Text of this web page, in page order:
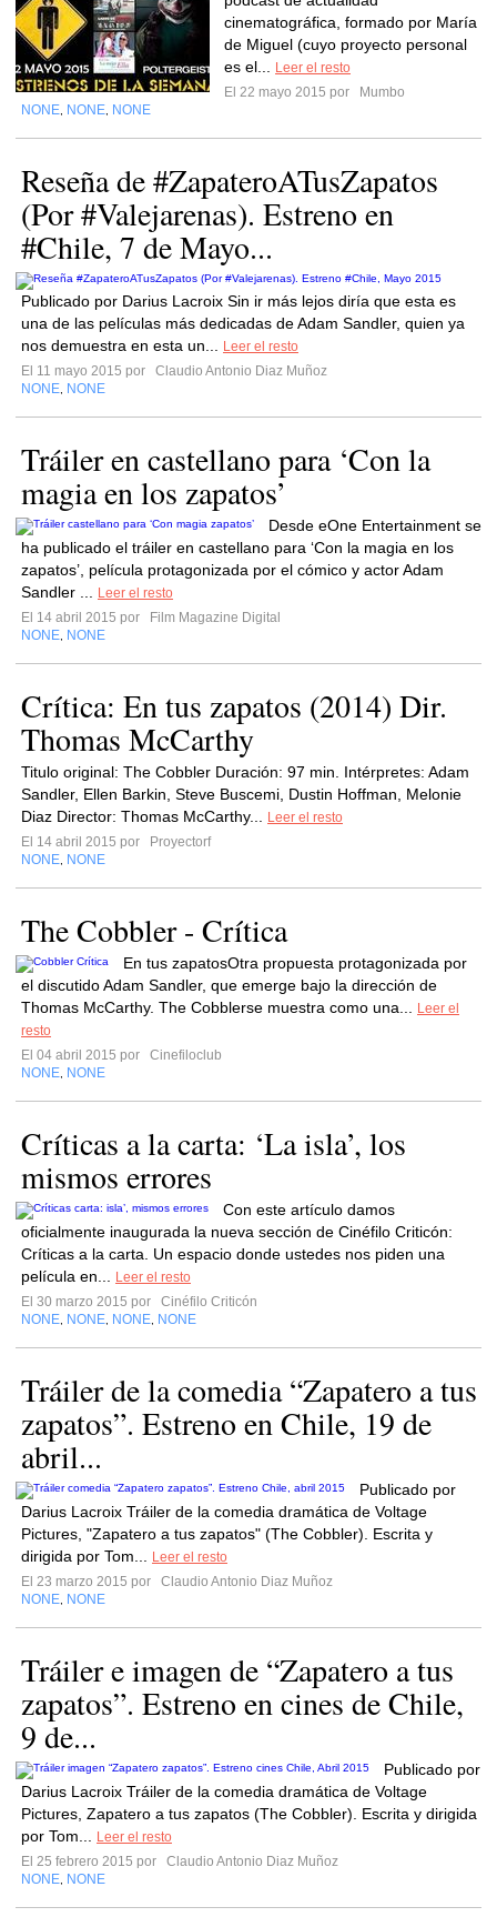
cinematográfica, formado por María
de Miguel (cuyo proyecto personal
es el...
Leer el resto
El 22 mayo 2015 por
Mumbo
NONE NONE NONE
Reseña de #ZapateroATusZapatos
(Por #Valejarenas). Estreno en
#Chile, 7 de Mayo...
Publicado por Darius Lacroix Sin ir más lejos diría que esta es
una de las películas más dedicadas de Adam Sandler, quien ya
nos demuestra en esta un...
Leer el resto
El 11 mayo 2015 por
Claudio Antonio Diaz Muñoz
NONE NONE
Tráiler en castellano para ‘Con la
magia en los zapatos’
Desde eOne Entertainment se
ha publicado el tráiler en castellano para ‘Con la magia en los
zapatos’, película protagonizada por el cómico y actor Adam
Sandler ...
Leer el resto
El 14 abril 2015 por
Film Magazine Digital
NONE NONE
Crítica: En tus zapatos (2014) Dir.
Thomas McCarthy
Titulo original: The Cobbler Duración: 97 min. Intérpretes: Adam
Sandler, Ellen Barkin, Steve Buscemi, Dustin Hoffman, Melonie
Diaz Director: Thomas McCarthy...
Leer el resto
El 14 abril 2015 por
Proyectorf
NONE NONE
The Cobbler - Crítica
En tus zapatosOtra propuesta protagonizada por
el discutido Adam Sandler, que emerge bajo la dirección de
Thomas McCarthy. The Cobblerse muestra como una...
Leer el
resto
El 04 abril 2015 por
Cinefiloclub
NONE NONE
Críticas a la carta: ‘La isla’, los
mismos errores
Con este artículo damos
oficialmente inaugurada la nueva sección de Cinéfilo Criticón:
Críticas a la carta. Un espacio donde ustedes nos piden una
película en...
Leer el resto
El 30 marzo 2015 por
Cinéfilo Criticón
NONE NONE NONE NONE
Tráiler de la comedia “Zapatero a tus
zapatos”. Estreno en Chile, 19 de
abril...
Publicado por
Darius Lacroix Tráiler de la comedia dramática de Voltage
Pictures, "Zapatero a tus zapatos" (The Cobbler). Escrita y
dirigida por Tom...
Leer el resto
El 23 marzo 2015 por
Claudio Antonio Diaz Muñoz
NONE NONE
Tráiler e imagen de “Zapatero a tus
zapatos”. Estreno en cines de Chile,
9 de...
Publicado por
Darius Lacroix Tráiler de la comedia dramática de Voltage
Pictures, Zapatero a tus zapatos (The Cobbler). Escrita y dirigida
por Tom...
Leer el resto
El 25 febrero 2015 por
Claudio Antonio Diaz Muñoz
NONE NONE